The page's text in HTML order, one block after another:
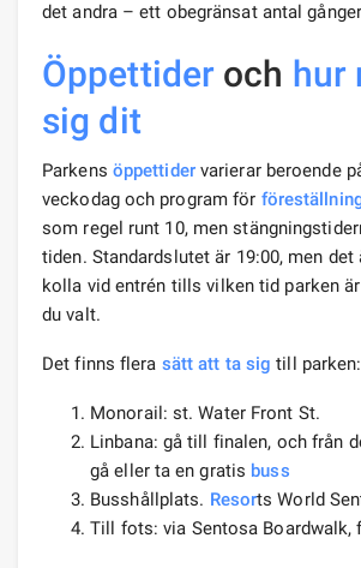
det andra – ett obegränsat antal
Öppettider och hur
sig dit
Parkens öppettidervarierar beroende
veckodag och program för
som regel runt 10, men
tiden. Standardslutet är 19:00, men
kolla vid entrén tills vilken tid parken
du valt.
Det finns flera sätt att ta sig till parken:
Monorail: st. Water Front St.
Linbana: gå till finalen, och från
gå eller ta en gratis buss
Busshållplats. Resorts World
Till fots: via Sentosa Boardwalk,